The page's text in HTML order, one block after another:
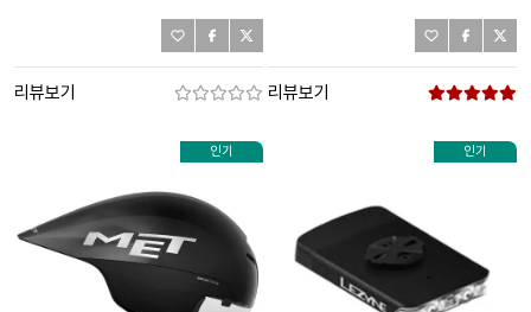
리뷰보기 리뷰보기
인기 인기